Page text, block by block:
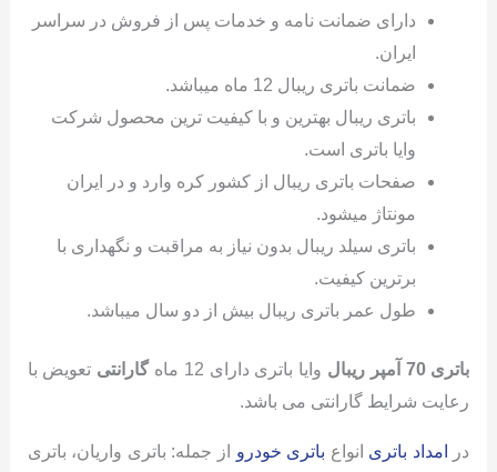
دارای ضمانت نامه و خدمات پس از فروش در سراسر
ایران.
ضمانت باتری ریبال 12 ماه میباشد.
باتری ریبال بهترین و با کیفیت ترین محصول شرکت
وایا باتری است.
صفحات باتری ریبال از کشور کره وارد و در ایران
مونتاژ میشود.
باتری سیلد ریبال بدون نیاز به مراقبت و نگهداری با
برترین کیفیت.
طول عمر باتری ریبال بیش از دو سال میباشد.
باتری 70 آمپر ریبال وایا باتری دارای 12 ماه گارانتی تعویض با
رعایت شرایط گارانتی می باشد.
در امداد باتری انواع باتری خودرو از جمله: باتری واریان، باتری